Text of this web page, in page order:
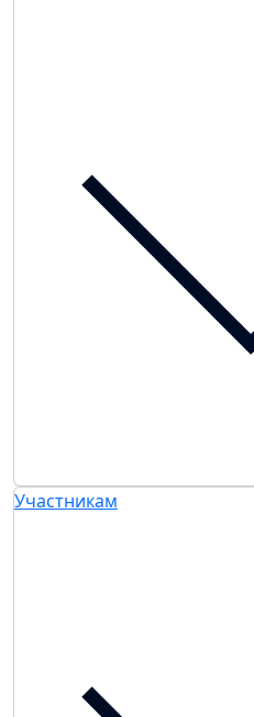
Участникам